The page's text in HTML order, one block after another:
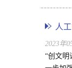
人
2023年
“创文